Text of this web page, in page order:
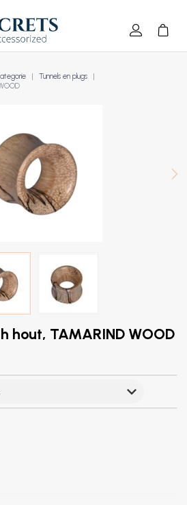
Tunnels en plugs
hout, TAMARIND WOOD